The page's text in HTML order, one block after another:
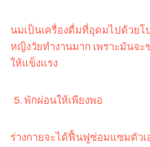
นมเป็นเครื่องดื่มที่อุดมไปด้วย
หญิงวัยทำงานมาก เพราะมันจะ
ให้แข็งแรง
พักผ่อนให้เพียงพอ
ร่างกายจะได้ฟื้นฟูซ่อมแซมตัว